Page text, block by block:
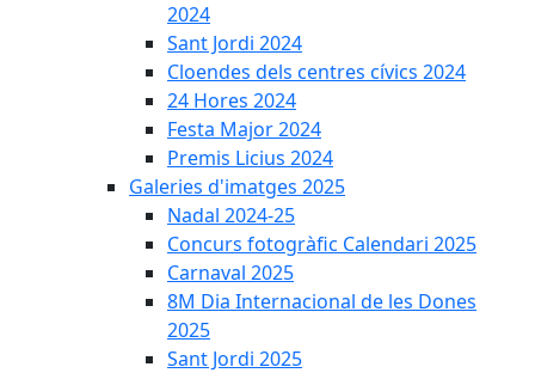
2024
Sant Jordi 2024
Cloendes dels centres cívics 2024
24 Hores 2024
Festa Major 2024
Premis Licius 2024
Galeries d'imatges 2025
Nadal 2024-25
Concurs fotogràfic Calendari 2025
Carnaval 2025
8M Dia Internacional de les Dones
2025
Sant Jordi 2025